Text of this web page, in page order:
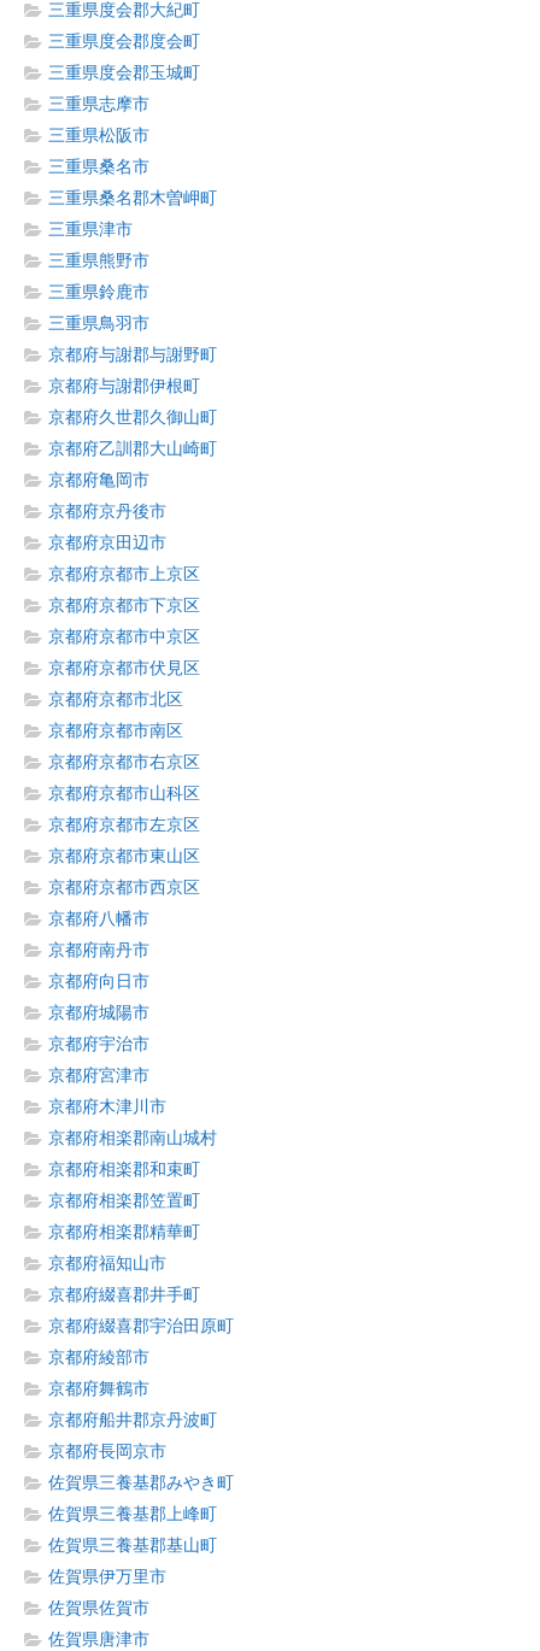
三重県度会郡大紀町
三重県度会郡度会町
三重県度会郡玉城町
三重県志摩市
三重県松阪市
三重県桑名市
三重県桑名郡木曽岬町
三重県津市
三重県熊野市
三重県鈴鹿市
三重県鳥羽市
京都府与謝郡与謝野町
京都府与謝郡伊根町
京都府久世郡久御山町
京都府乙訓郡大山崎町
京都府亀岡市
京都府京丹後市
京都府京田辺市
京都府京都市上京区
京都府京都市下京区
京都府京都市中京区
京都府京都市伏見区
京都府京都市北区
京都府京都市南区
京都府京都市右京区
京都府京都市山科区
京都府京都市左京区
京都府京都市東山区
京都府京都市西京区
京都府八幡市
京都府南丹市
京都府向日市
京都府城陽市
京都府宇治市
京都府宮津市
京都府木津川市
京都府相楽郡南山城村
京都府相楽郡和束町
京都府相楽郡笠置町
京都府相楽郡精華町
京都府福知山市
京都府綴喜郡井手町
京都府綴喜郡宇治田原町
京都府綾部市
京都府舞鶴市
京都府船井郡京丹波町
京都府長岡京市
佐賀県三養基郡みやき町
佐賀県三養基郡上峰町
佐賀県三養基郡基山町
佐賀県伊万里市
佐賀県佐賀市
佐賀県唐津市